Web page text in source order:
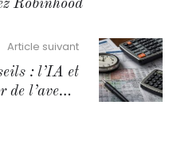
Robinhood
Article suivant
: l’IA et
de l’avenir